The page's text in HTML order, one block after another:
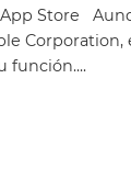
Store
función....